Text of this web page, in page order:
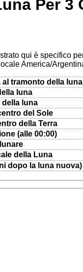
Per 3
qui è specifico
America/
al tramonto della luna
luna
della luna
del Sole
della Terra
(alle 00:00)
della Luna
dopo la luna nuova)